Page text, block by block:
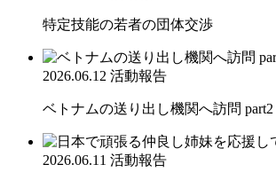
特定技能の若者の団体交渉
2026.06.12 活動報告
ベトナムの送り出し機関へ訪問 part2
2026.06.11 活動報告